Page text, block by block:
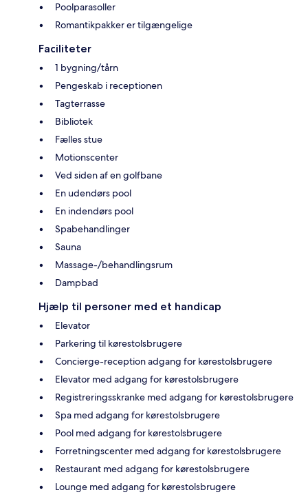
Poolparasoller
Romantikpakker er tilgængelige
Faciliteter
1 bygning/tårn
Pengeskab i receptionen
Tagterrasse
Bibliotek
Fælles stue
Motionscenter
Ved siden af en golfbane
En udendørs pool
En indendørs pool
Spabehandlinger
Sauna
Massage-/behandlingsrum
Dampbad
Hjælp til personer med et handicap
Elevator
Parkering til kørestolsbrugere
Concierge-reception adgang for kørestolsbrugere
Elevator med adgang for kørestolsbrugere
Registreringsskranke med adgang for kørestolsbrugere
Spa med adgang for kørestolsbrugere
Pool med adgang for kørestolsbrugere
Forretningscenter med adgang for kørestolsbrugere
Restaurant med adgang for kørestolsbrugere
Lounge med adgang for kørestolsbrugere